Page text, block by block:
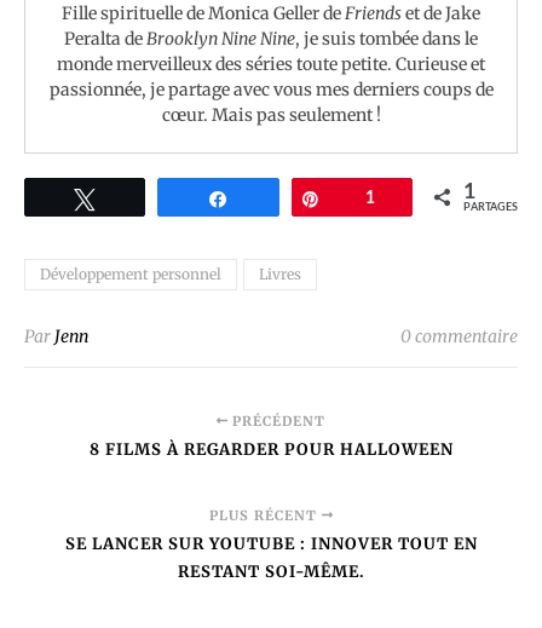
Fille spirituelle de Monica Geller deFriendset de Jake
Peralta deBrooklyn Nine Nine, je suis tombée dans le
monde merveilleux des séries toute petite. Curieuse et
passionnée, je partage avec vous mes derniers coups de
cœur. Mais pas seulement !
Partagez Épingle
1 1
PARTAGES
Développement personnel Livres
Par Jenn 0 commentaire
PRÉCÉDENT
8 FILMS À REGARDER POUR HALLOWEEN
PLUS RÉCENT
SE LANCER SUR YOUTUBE : INNOVER TOUT EN
RESTANT SOI-MÊME.